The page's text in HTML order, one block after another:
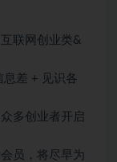
联网创业类&
差 + 见识各
多创业者开启
员，将尽早为